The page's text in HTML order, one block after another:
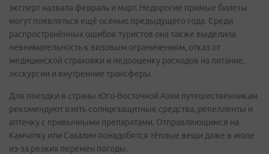
эксперт назвала февраль и март. Недорогие прямые билеты
могут появляться ещё осенью предыдущего года. Среди
распространённых ошибок туристов она также выделила
невнимательность к визовым ограничениям, отказ от
медицинской страховки и недооценку расходов на питание,
экскурсии и внутренние трансферы.
Для поездки в страны Юго-Восточной Азии путешественникам
рекомендуют взять солнцезащитные средства, репелленты и
аптечку с привычными препаратами. Отправляющимся на
Камчатку или Сахалин понадобятся тёплые вещи даже в июле
из-за резких перемен погоды.